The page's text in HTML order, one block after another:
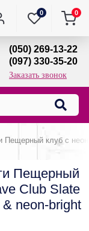
0 0
(050) 269-13-22
(097) 330-35-20
Заказать звонок
Пещерный клуб с
Пещерный
Club Slate
neon-bright